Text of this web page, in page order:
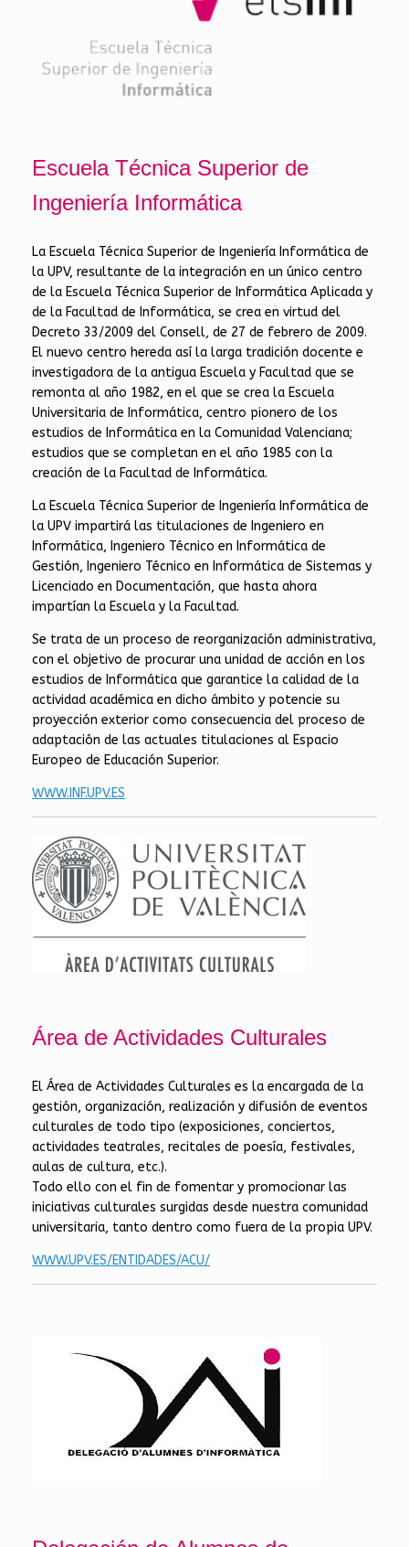
Escuela Técnica Superior de
Ingeniería Informática
La Escuela Técnica Superior de Ingeniería Informática de
la UPV, resultante de la integración en un único centro
de la Escuela Técnica Superior de Informática Aplicada y
de la Facultad de Informática, se crea en virtud del
Decreto 33/2009 del Consell, de 27 de febrero de 2009.
El nuevo centro hereda así la larga tradición docente e
investigadora de la antigua Escuela y Facultad que se
remonta al año 1982, en el que se crea la Escuela
Universitaria de Informática, centro pionero de los
estudios de Informática en la Comunidad Valenciana;
estudios que se completan en el año 1985 con la
creación de la Facultad de Informática.
La Escuela Técnica Superior de Ingeniería Informática de
la UPV impartirá las titulaciones de Ingeniero en
Informática, Ingeniero Técnico en Informática de
Gestión, Ingeniero Técnico en Informática de Sistemas y
Licenciado en Documentación, que hasta ahora
impartían la Escuela y la Facultad.
Se trata de un proceso de reorganización administrativa,
con el objetivo de procurar una unidad de acción en los
estudios de Informática que garantice la calidad de la
actividad académica en dicho ámbito y potencie su
proyección exterior como consecuencia del proceso de
adaptación de las actuales titulaciones al Espacio
Europeo de Educación Superior.
WWW.INF.UPV.ES
Área de Actividades Culturales
El Área de Actividades Culturales es la encargada de la
gestión, organización, realización y difusión de eventos
culturales de todo tipo (exposiciones, conciertos,
actividades teatrales, recitales de poesía, festivales,
aulas de cultura, etc.).
Todo ello con el fin de fomentar y promocionar las
iniciativas culturales surgidas desde nuestra comunidad
universitaria, tanto dentro como fuera de la propia UPV.
WWW.UPV.ES/ENTIDADES/ACU/